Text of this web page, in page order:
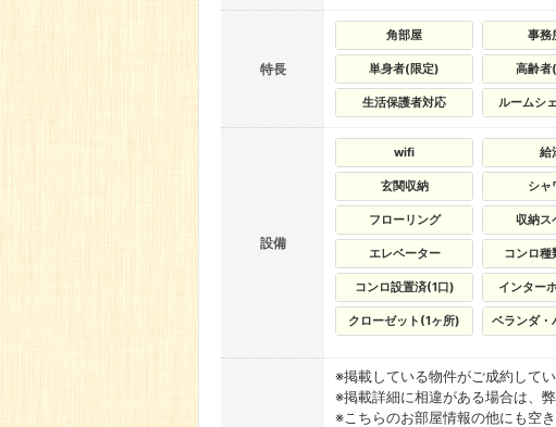
特長
角部屋 事務
単身者(限定) 高齢者
生活保護者対応 ルームシ
設備
wifi 給
玄関収納 シャ
フローリング 収納ス
エレベーター コンロ
コンロ設置済(1口) インター
クローゼット(1ヶ所) ベランダ・
※掲載している物件がご成約して
※掲載詳細に相違がある場合は、
※こちらのお部屋情報の他にも空